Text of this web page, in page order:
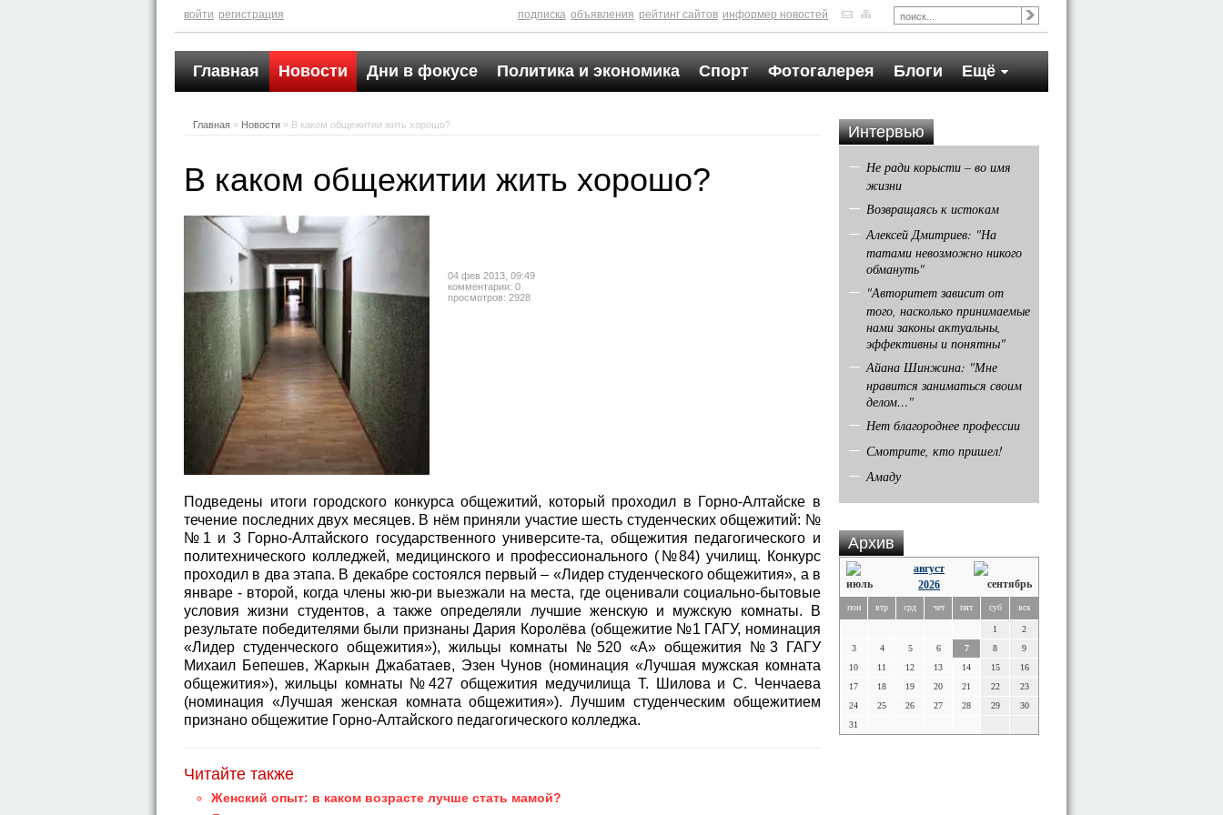
войти регистрация подписка объявления рейтинг сайтов информер новостей
Главная Новости Дни в фокусе Политика и экономика Спорт Фотогалерея Блоги Ещё
Главная » Новости » В каком общежитии жить хорошо?
В каком общежитии жить хорошо?
04 фев 2013, 09:49
комментарии: 0
просмотров: 2928
Подведены итоги городского конкурса общежитий, который проходил в Горно-Алтайске в
течение последних двух месяцев. В нём приняли участие шесть студенческих общежитий: №
№1 и 3 Горно-Алтайского государственного университе-та, общежития педагогического и
политехнического колледжей, медицинского и профессионального (№84) училищ. Конкурс
проходил в два этапа. В декабре состоялся первый – «Лидер студенческого общежития», а в
январе - второй, когда члены жю-ри выезжали на места, где оценивали социально-бытовые
условия жизни студентов, а также определяли лучшие женскую и мужскую комнаты. В
результате победителями были признаны Дария Королёва (общежитие №1 ГАГУ, номинация
«Лидер студенческого общежития»), жильцы комнаты №520 «А» общежития №3 ГАГУ
Михаил Бепешев, Жаркын Джабатаев, Эзен Чунов (номинация «Лучшая мужская комната
общежития»), жильцы комнаты №427 общежития медучилища Т. Шилова и С. Ченчаева
(номинация «Лучшая женская комната общежития»). Лучшим студенческим общежитием
признано общежитие Горно-Алтайского педагогического колледжа.
Читайте также
Женский опыт: в каком возрасте лучше стать мамой?
Интервью
Не ради корысти – во имя
жизни
Возвращаясь к истокам
Алексей Дмитриев: "На
татами невозможно никого
обмануть"
"Авторитет зависит от
того, насколько принимаемые
нами законы актуальны,
эффективны и понятны"
Айана Шинжина: "Мне
нравится заниматься своим
делом…"
Нет благороднее профессии
Смотрите, кто пришел!
Амаду
Архив
август
2026
пон втр срд чет пят суб вск
1
2
3
4 5 6 7 8
9
10
11 12 13 14 15
16
17
18 19 20 21 22
23
24
25 26 27 28 29
30
31